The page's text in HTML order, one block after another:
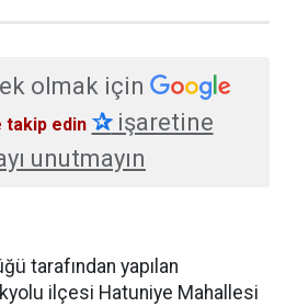
olmak için
takip edin ✰işaretine
unutmayın
tarafından yapılan
ilçesi Hatuniye Mahallesi